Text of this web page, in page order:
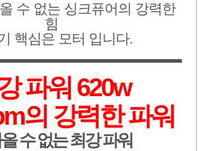
수 없는 싱크퓨어의 강력한
힘
핵심은 모터 입니다.
파워 620w
의 강력한 파워
수 없는 최강 파워